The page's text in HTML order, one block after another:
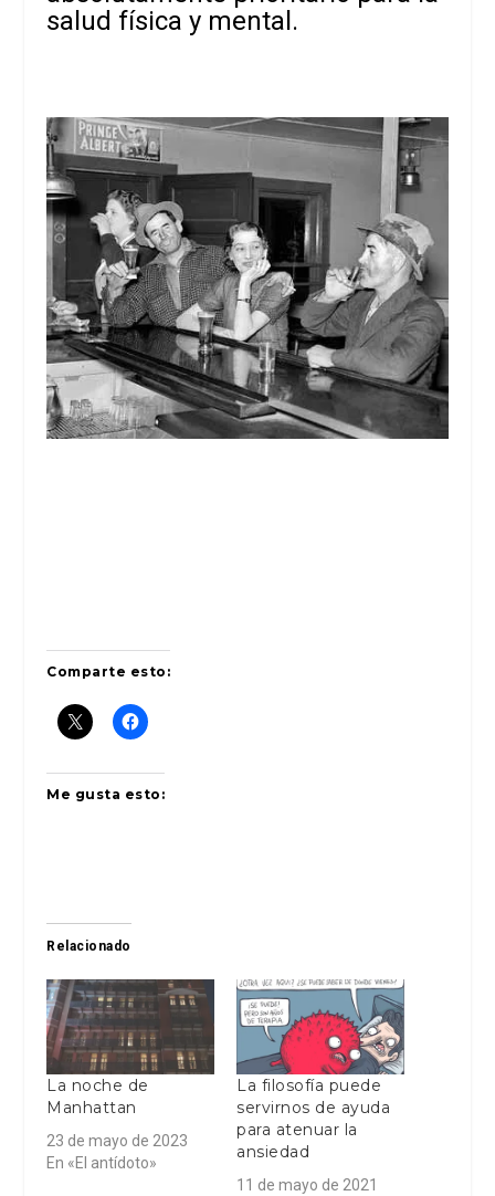
salud física y mental.
Comparte esto:
Me gusta esto:
Relacionado
La noche de
Manhattan
23 de mayo de 2023
En «El antídoto»
La filosofía puede
servirnos de ayuda
para atenuar la
ansiedad
11 de mayo de 2021